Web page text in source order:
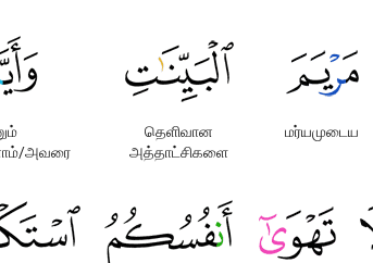
மர்யமுடைய
தெளிவான
அத்தாட்சிகளை
அவரை